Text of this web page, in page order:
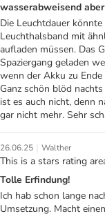
wasserabweisend
Die Leuchtdauer
Leuchthalsband mit
aufladen müssen. Das
Spaziergang geladen
wenn der Akku zu
Ganz schön blöd
ist es auch nicht, denn
gar nicht mehr. Sehr
26.06.25 | Walther
This is a stars rating
Tolle Erfindung!
Ich hab schon lange
Umsetzung. Macht